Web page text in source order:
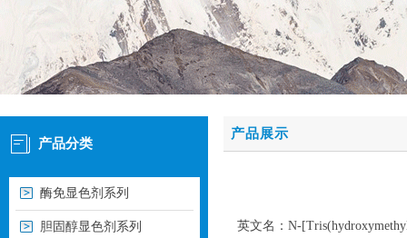
产品分类
酶免显色剂系列
胆固醇显色剂系列
产品展示
英文名：N-